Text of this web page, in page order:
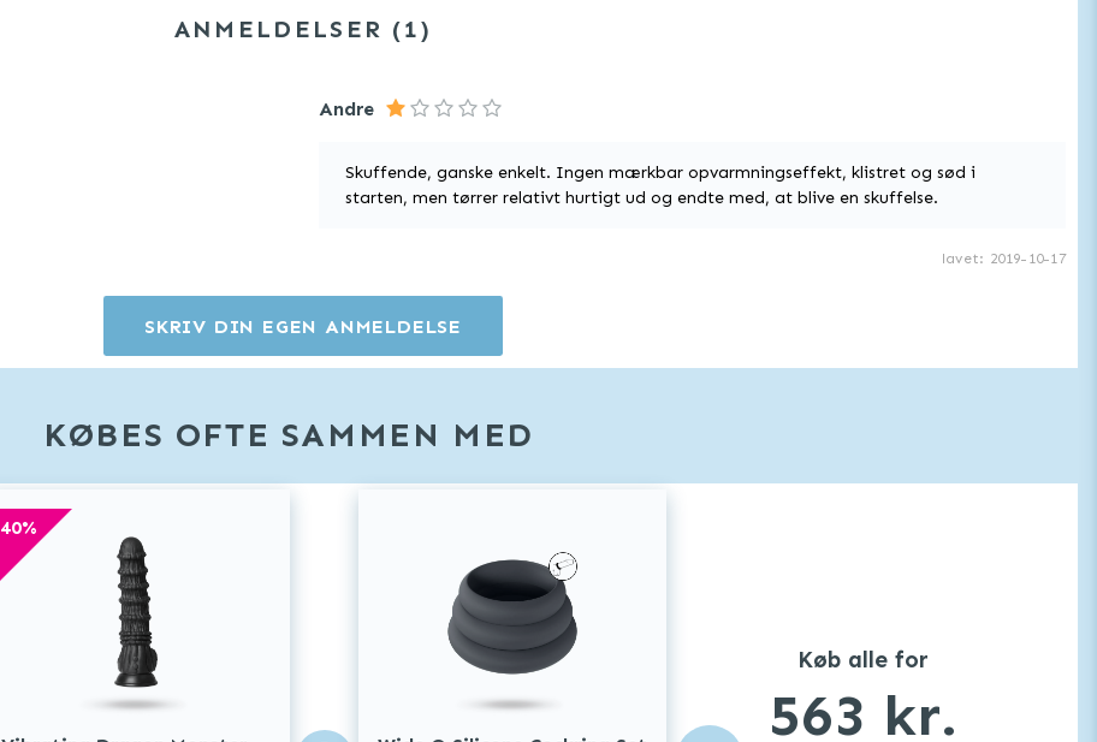
ANMELDELSER 1
Andre
Skuffende, ganske enkelt. Ingen mærkbar opvarmningseffekt, klistret og sød i
starten, men tørrer relativt hurtigt ud og endte med, at blive en skuffelse.
lavet: 2019-10-17
SKRIV DIN EGEN ANMELDELSE
KØBES OFTE SAMMEN MED
40%
Køb alle for
563 kr.